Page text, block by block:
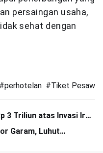
persaingan usaha,
sehat dengan
#perhotelan #Tiket Pesawat
3 Triliun atas Invasi Irak
Garam, Luhut